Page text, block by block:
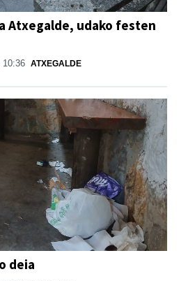
Atxegalde, udako festen
10:36 ATXEGALDE
deia